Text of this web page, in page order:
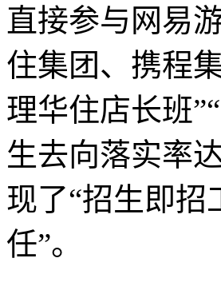
直接参与网易
住集团、携程
理华住店长班
生去向落实率
现了“招生即
任”。